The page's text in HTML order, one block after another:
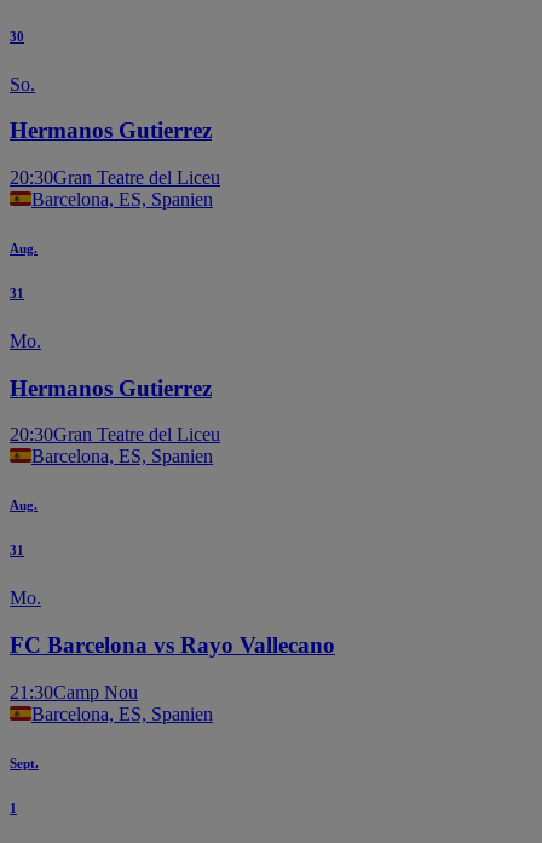
30
So.
Hermanos Gutierrez
20:30Gran Teatre del Liceu
Barcelona, ES, Spanien
Aug.
31
Mo.
Hermanos Gutierrez
20:30Gran Teatre del Liceu
Barcelona, ES, Spanien
Aug.
31
Mo.
FC Barcelona vs Rayo Vallecano
21:30Camp Nou
Barcelona, ES, Spanien
Sept.
1